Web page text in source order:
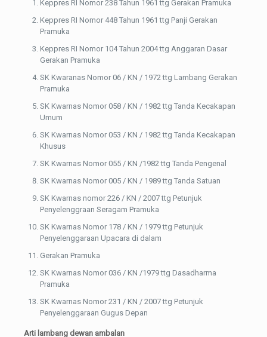
Keppres RI Nomor 238 Tahun 1961 ttg Gerakan Pramuka
Keppres RI Nomor 448 Tahun 1961 ttg Panji Gerakan
Pramuka
Keppres RI Nomor 104 Tahun 2004 ttg Anggaran Dasar
Gerakan Pramuka
SK Kwaranas Nomor 06 / KN / 1972 ttg Lambang Gerakan
Pramuka
SK Kwarnas Nomor 058 / KN / 1982 ttg Tanda Kecakapan
Umum
SK Kwarnas Nomor 053 / KN / 1982 ttg Tanda Kecakapan
Khusus
SK Kwarnas Nomor 055 / KN /1982 ttg Tanda Pengenal
SK Kwarnas Nomor 005 / KN / 1989 ttg Tanda Satuan
SK Kwarnas nomor 226 / KN / 2007 ttg Petunjuk
Penyelenggraan Seragam Pramuka
SK Kwarnas Nomor 178 / KN / 1979 ttg Petunjuk
Penyelenggaraan Upacara di dalam
Gerakan Pramuka
SK Kwarnas Nomor 036 / KN /1979 ttg Dasadharma
Pramuka
SK Kwarnas Nomor 231 / KN / 2007 ttg Petunjuk
Penyelenggaraan Gugus Depan
Arti lambang dewan ambalan